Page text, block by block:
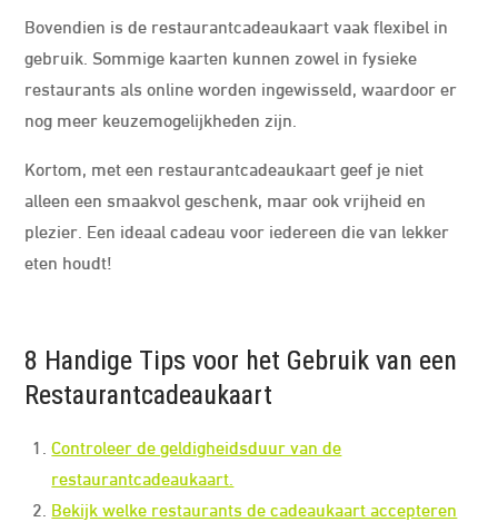
Bovendien is de restaurantcadeaukaart vaak flexibel in
gebruik. Sommige kaarten kunnen zowel in fysieke
restaurants als online worden ingewisseld, waardoor er
nog meer keuzemogelijkheden zijn.
Kortom, met een restaurantcadeaukaart geef je niet
alleen een smaakvol geschenk, maar ook vrijheid en
plezier. Een ideaal cadeau voor iedereen die van lekker
eten houdt!
8 Handige Tips voor het Gebruik van een
Restaurantcadeaukaart
Controleer de geldigheidsduur van de
restaurantcadeaukaart.
Bekijk welke restaurants de cadeaukaart accepteren